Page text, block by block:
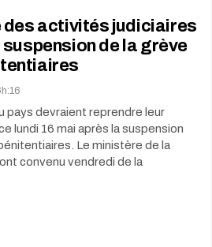
des activités judiciaires
de la grève
pays devraient reprendre leur
lundi 16 mai après la suspension
Le ministère de la
convenu vendredi de la